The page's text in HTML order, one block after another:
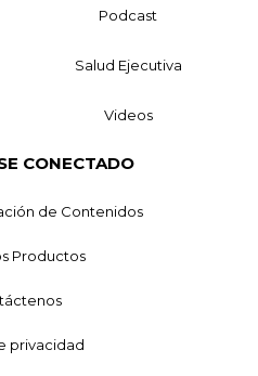
Podcast
Salud Ejecutiva
Videos
CONECTADO
de Contenidos
Productos
privacidad